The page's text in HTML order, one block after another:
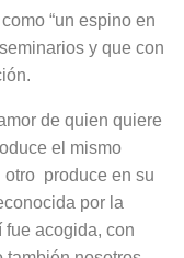
“un espino en
y que con
de quien quiere
el mismo
otro produce en su
por la
fue acogida, con